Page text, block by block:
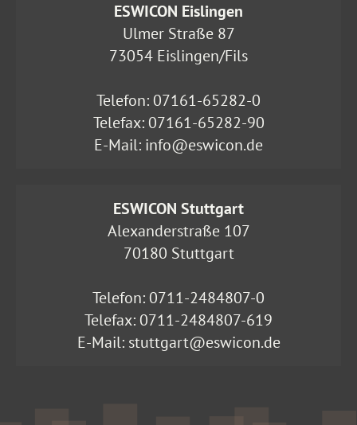
ESWICON Eislingen
Ulmer Straße 87
73054 Eislingen/Fils
Telefon: 07161-65282-0
Telefax: 07161-65282-90
E-Mail: info@eswicon.de
ESWICON Stuttgart
Alexanderstraße 107
70180 Stuttgart
Telefon: 0711-2484807-0
Telefax: 0711-2484807-619
E-Mail: stuttgart@eswicon.de